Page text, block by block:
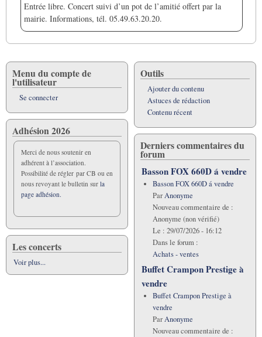
Entrée libre. Concert suivi d’un pot de l’amitié offert par la
mairie. Informations, tél. 05.49.63.20.20.
Menu du compte de
l'utilisateur
Se connecter
Adhésion 2026
Merci de nous soutenir en
adhérent à l’association.
Possibilité de régler par CB ou en
nous revoyant le bulletin sur la
page adhésion.
Les concerts
Voir plus...
Outils
Ajouter du contenu
Astuces de rédaction
Contenu récent
Derniers commentaires du
forum
Basson FOX 660D á vendre
Basson FOX 660D á vendre
ParAnonyme
Nouveau commentaire de :
Anonyme (non vérifié)
Le : 29/07/2026 - 16:12
Dans le forum :
Achats - ventes
Buffet Crampon Prestige à
vendre
Buffet Crampon Prestige à
vendre
ParAnonyme
Nouveau commentaire de :